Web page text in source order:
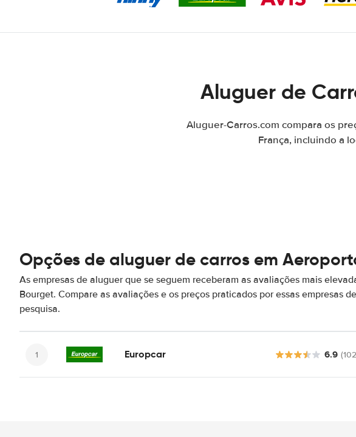
Aluguer de
Aluguer-Carros.com compara os
França, incluindo a
Opções de aluguer de carros em
As empresas de aluguer que se seguem receberam as avaliações mais
Bourget. Compare as avaliações e os preços praticados por essas empresas
pesquisa.
Europcar 6.9